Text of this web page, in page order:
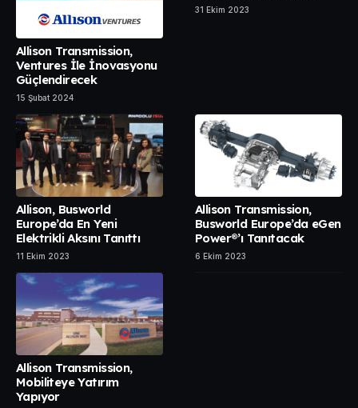
Allison Transmission,
Ventures İle İnovasyonu
Güçlendirecek
15 Şubat 2024
31 Ekim 2023
Allison, Busworld
Europe’da En Yeni
Elektrikli Aksını Tanıttı
11 Ekim 2023
Allison Transmission,
Busworld Europe’da eGen
Power®’ı Tanıtacak
6 Ekim 2023
Allison Transmission,
Mobiliteye Yatırım
Yapıyor